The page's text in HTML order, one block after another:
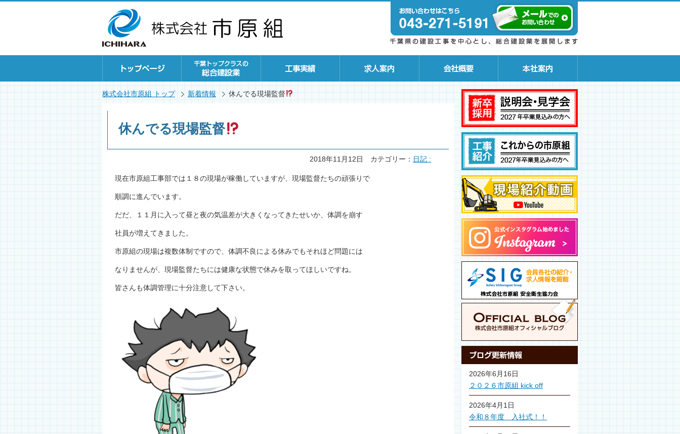
株式会社市原組 トップ 新着情報 休んでる現場監督
休んでる現場監督
2018年11月12日 カテゴリー： 日記 :
現在市原組工事部では１８の現場が稼働していますが、現場監督たちの頑張りで
順調に進んでいます。
だだ、１１月に入って昼と夜の気温差が大きくなってきたせいか、体調を崩す
社員が増えてきました。
市原組の現場は複数体制ですので、体調不良による休みでもそれほど問題には
なりませんが、現場監督たちには健康な状態で休みを取ってほしいですね。
皆さんも体調管理に十分注意して下さい。
2026年6月16日
２０２６市原組 kick off
2026年4月1日
令和８年度 入社式！！